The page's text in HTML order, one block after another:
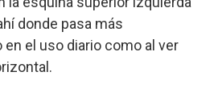
donde pasa más
el uso diario como al ver